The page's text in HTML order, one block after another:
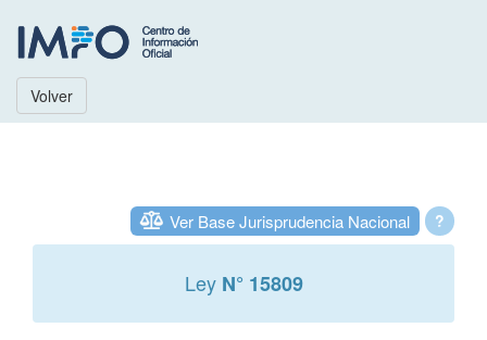
Volver
?
Ver Base Jurisprudencia Nacional
Ley N° 15809